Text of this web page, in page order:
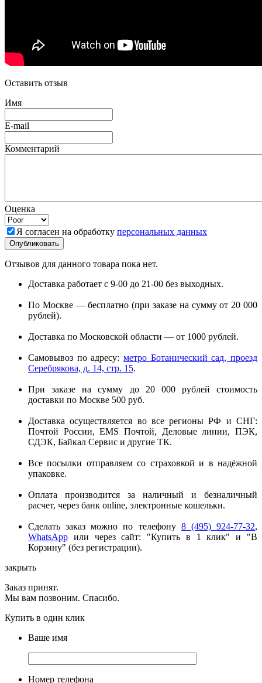
Оставить отзыв
Имя
E-mail
Комментарий
Оценка
Я согласен на обработку персональных данных
Отзывов для данного товара пока нет.
Доставка работает с 9-00 до 21-00 без выходных.
По Москве — бесплатно (при заказе на сумму от 20 000
рублей).
Доставка по Московской области — от 1000 рублей.
Самовывоз по адресу: метро Ботанический сад, проезд
Серебрякова, д. 14, стр. 15.
При заказе на сумму до 20 000 рублей стоимость
доставки по Москве 500 руб.
Доставка осуществляется во все регионы РФ и СНГ:
Почтой России, EMS Почтой, Деловые линии, ПЭК,
СДЭК, Байкал Сервис и другие ТК.
Все посылки отправляем со страховкой и в надёжной
упаковке.
Оплата производится за наличный и безналичный
расчет, через банк online, электронные кошельки.
Сделать заказ можно по телефону 8 (495) 924-77-32,
WhatsApp или через сайт: "Купить в 1 клик" и "В
Корзину" (без регистрации).
закрыть
Заказ принят.
Мы вам позвоним. Спасибо.
Купить в один клик
Ваше имя
Номер телефона